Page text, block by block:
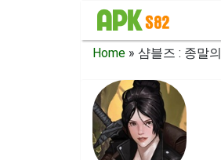
Home » 샴블즈 : 종말